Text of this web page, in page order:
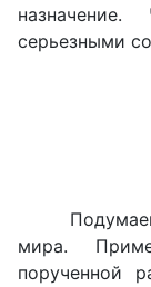
серьезными
мира.
порученной